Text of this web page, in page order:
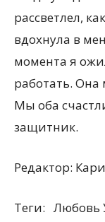
рассветлел,
вдохнула в
момента я
работать. Она
Мы оба
защитник.
Редактор:
Теги: Любовь